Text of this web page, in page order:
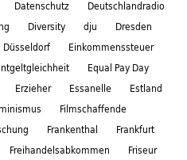
Datenschutz
Deutschlandradio
Diversity dju
Dresden
Düsseldorf
Einkommenssteuer
Equal Pay Day
Erzieher Essanelle
Estland
Filmschaffende
Frankenthal
Frankfurt
Freihandelsabkommen
Friseur